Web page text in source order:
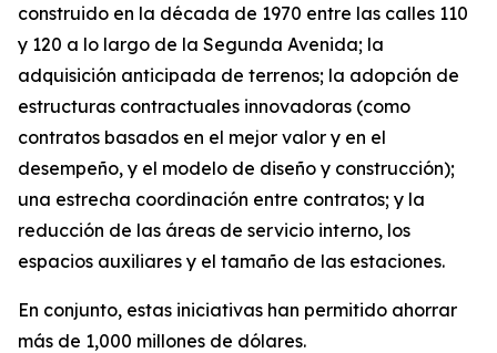
construido en la década de 1970 entre las calles 110
y 120 a lo largo de la Segunda Avenida; la
adquisición anticipada de terrenos; la adopción de
estructuras contractuales innovadoras (como
contratos basados en el mejor valor y en el
desempeño, y el modelo de diseño y construcción);
una estrecha coordinación entre contratos; y la
reducción de las áreas de servicio interno, los
espacios auxiliares y el tamaño de las estaciones.
En conjunto, estas iniciativas han permitido ahorrar
más de 1,000 millones de dólares.